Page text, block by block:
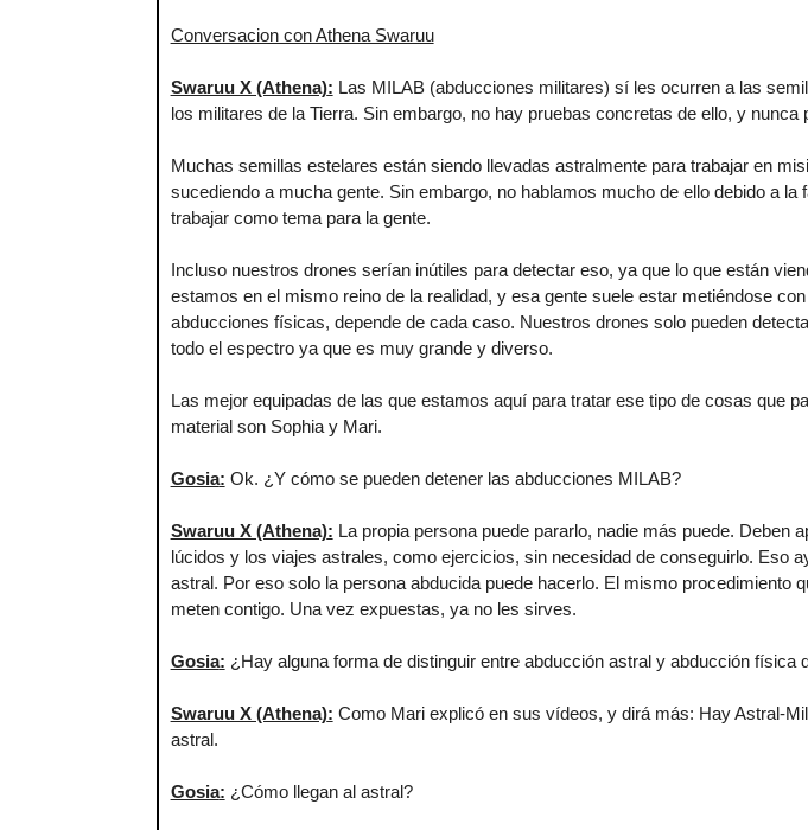
Conversacion con Athena Swaruu
Swaruu X (Athena): Las MILAB (abducciones militares) sí les ocurren a las
los militares de la Tierra. Sin embargo, no hay pruebas concretas de ello, y
Muchas semillas estelares están siendo llevadas astralmente para trabajar en
sucediendo a mucha gente. Sin embargo, no hablamos mucho de ello debido a
trabajar como tema para la gente.
Incluso nuestros drones serían inútiles para detectar eso, ya que lo que están
estamos en el mismo reino de la realidad, y esa gente suele estar metiéndose
abducciones físicas, depende de cada caso. Nuestros drones solo pueden
todo el espectro ya que es muy grande y diverso.
Las mejor equipadas de las que estamos aquí para tratar ese tipo de cosas que
material son Sophia y Mari.
Gosia: Ok. ¿Y cómo se pueden detener las abducciones MILAB?
Swaruu X (Athena): La propia persona puede pararlo, nadie más puede. Deben
lúcidos y los viajes astrales, como ejercicios, sin necesidad de conseguirlo. Eso
astral. Por eso solo la persona abducida puede hacerlo. El mismo procedimiento
meten contigo. Una vez expuestas, ya no les sirves.
Gosia: ¿Hay alguna forma de distinguir entre abducción astral y abducción física
Swaruu X (Athena): Como Mari explicó en sus vídeos, y dirá más: Hay Astral-
astral.
Gosia: ¿Cómo llegan al astral?